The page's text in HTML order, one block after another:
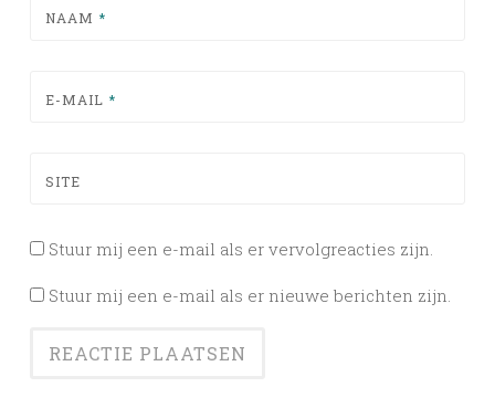
NAAM *
E-MAIL *
SITE
Stuur mij een e-mail als er vervolgreacties zijn.
Stuur mij een e-mail als er nieuwe berichten zijn.